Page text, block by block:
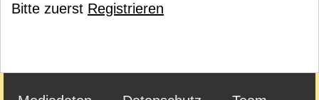
Bitte zuerst Registrieren